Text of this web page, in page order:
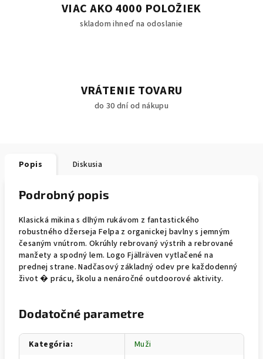
VIAC AKO 4000 POLOŽIEK
skladom ihneď na odoslanie
VRÁTENIE TOVARU
do 30 dní od nákupu
Popis Diskusia
Podrobný popis
Klasická mikina s dlhým rukávom z fantastického
robustného džerseja Felpa z organickej bavlny s jemným
česaným vnútrom. Okrúhly rebrovaný výstrih a rebrované
manžety a spodný lem. Logo Fjällräven vytlačené na
prednej strane. Nadčasový základný odev pre každodenný
život � prácu, školu a nenáročné outdoorové aktivity.
Dodatočné parametre
Kategória:
Muži